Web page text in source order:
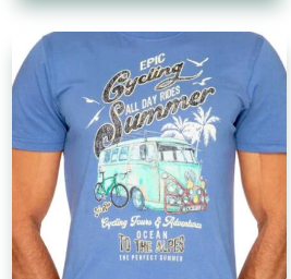
meerdere
variaties.
Deze
optie
kan
gekozen
op
productpagina